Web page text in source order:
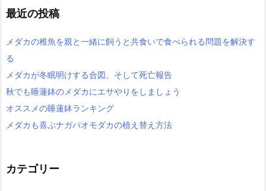
最近の投稿
メダカの稚魚を親と一緒に飼うと共食いで食べられる問題を解決す
る
メダカが冬眠明けする合図。そして死亡報告
秋でも睡蓮鉢のメダカにエサやりをしましょう
オススメの睡蓮鉢ランキング
メダカも喜ぶナガバオモダカの植え替え方法
カテゴリー